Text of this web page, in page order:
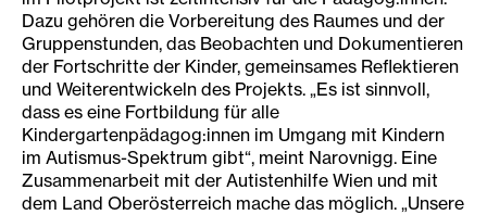
Dazu gehören die Vorbereitung des Raumes und der
Gruppenstunden, das Beobachten und Dokumentieren
der Fortschritte der Kinder, gemeinsames Reflektieren
und Weiterentwickeln des Projekts. „Es ist sinnvoll,
dass es eine Fortbildung für alle
Kindergartenpädagog:innen im Umgang mit Kindern
im Autismus-Spektrum gibt“, meint Narovnigg. Eine
Zusammenarbeit mit der Autistenhilfe Wien und mit
dem Land Oberösterreich mache das möglich. „Unsere